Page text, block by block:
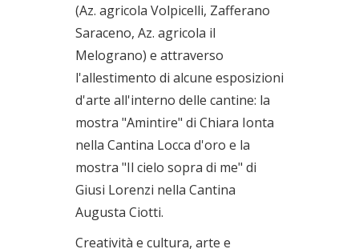
(Az. agricola Volpicelli, Zafferano
Saraceno, Az. agricola il
Melograno) e attraverso
l'allestimento di alcune esposizioni
d'arte all'interno delle cantine: la
mostra "Amintire" di Chiara Ionta
nella Cantina Locca d'oro e la
mostra "Il cielo sopra di me" di
Giusi Lorenzi nella Cantina
Augusta Ciotti.
Creatività e cultura, arte e